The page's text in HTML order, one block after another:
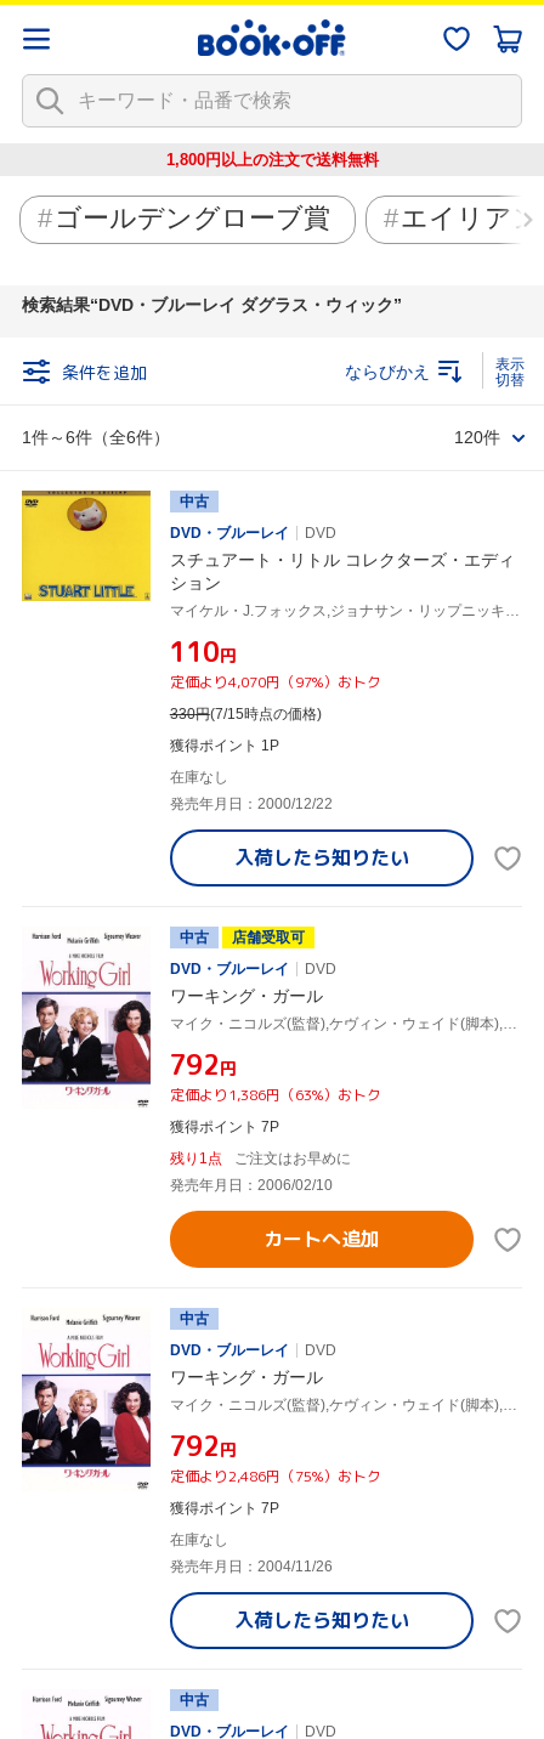
1,800円以上の注文で送料無料
ゴールデングローブ賞 エイリアン
検索結果 DVD・ブルーレイ ダグラス・ウィック
条件を追加
1件～6件（全6件）
ならびかえ
120件
中古
DVD・ブルーレイ
DVD
スチュアート・リトル コレクターズ・エディ
ション
マイケル・J.フォックス,ジョナサン・リップニッキー,ジーナ・デイヴィス,ヒュー・ローリー,ネイサン・レインス,ロブ・ミンコフ,ダグラス・ウィック,E・B・ホワイト
¥110円
定価より4,070円（97%）おトク
330円(7/15時点の価格)
獲得ポイント 1P
在庫なし
発売年月日：2000/12/22
入荷したら知りたい
中古
店舗受取可
DVD・ブルーレイ
DVD
ワーキング・ガール
マイク・ニコルズ(監督),ケヴィン・ウェイド(脚本),ダグラス・ウィック(製作),カーリー・サイモン(音楽),ハリソン・フォード,メラニー・グリフィス,シガニー・ウィーヴァー,ジョン・キューザック
¥792円
定価より1,386円（63%）おトク
獲得ポイント 7P
残り1点
ご注文はお早めに
発売年月日：2006/02/10
カートへ追加
中古
DVD・ブルーレイ
DVD
ワーキング・ガール
マイク・ニコルズ(監督),ケヴィン・ウェイド(脚本),ダグラス・ウィック(製作),カーリー・サイモン(音楽),ハリソン・フォード,メラニー・グリフィス,シガニー・ウィーヴァー,ジョン・キューザック
¥792円
定価より2,486円（75%）おトク
獲得ポイント 7P
在庫なし
発売年月日：2004/11/26
入荷したら知りたい
中古
DVD・ブルーレイ
DVD